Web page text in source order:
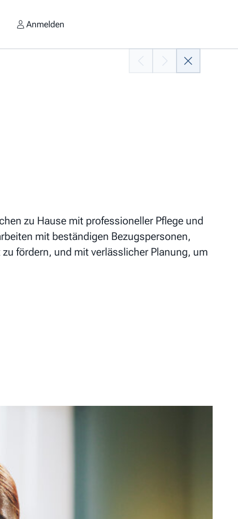
Anmelden
zu Hause mit professioneller Pflege und
mit beständigen Bezugspersonen,
fördern, und mit verlässlicher Planung, um